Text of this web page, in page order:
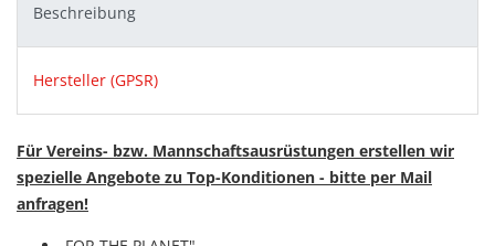
Beschreibung
Hersteller (GPSR)
Für Vereins- bzw. Mannschaftsausrüstungen erstellen wir
spezielle Angebote zu Top-Konditionen - bitte per Mail
anfragen!